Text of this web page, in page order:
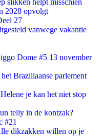
slikken helpt misschien
2028 opvolgt
27
vanwege vakantie
Dome #5 13 november
Braziliaanse parlement
je kan het niet stop
telly in de kontzak?
#21
dikzakken willen op je